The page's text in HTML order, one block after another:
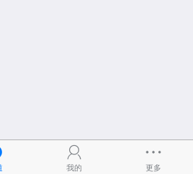
我的 更多